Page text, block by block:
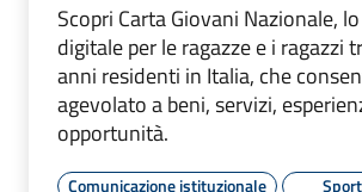
Scopri Carta Giovani Nazionale,
digitale per le ragazze e i ragazzi
anni residenti in Italia, che
agevolato a beni, servizi,
opportunità.
Comunicazione istituzionale
Sport